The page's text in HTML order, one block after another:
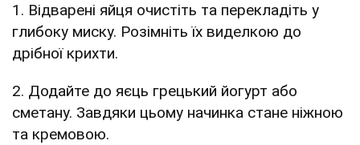
1. Відварені яйця очистіть та перекладіть у
глибоку миску. Розімніть їх виделкою до
дрібної крихти.
2. Додайте до яєць грецький йогурт або
сметану. Завдяки цьому начинка стане ніжною
та кремовою.